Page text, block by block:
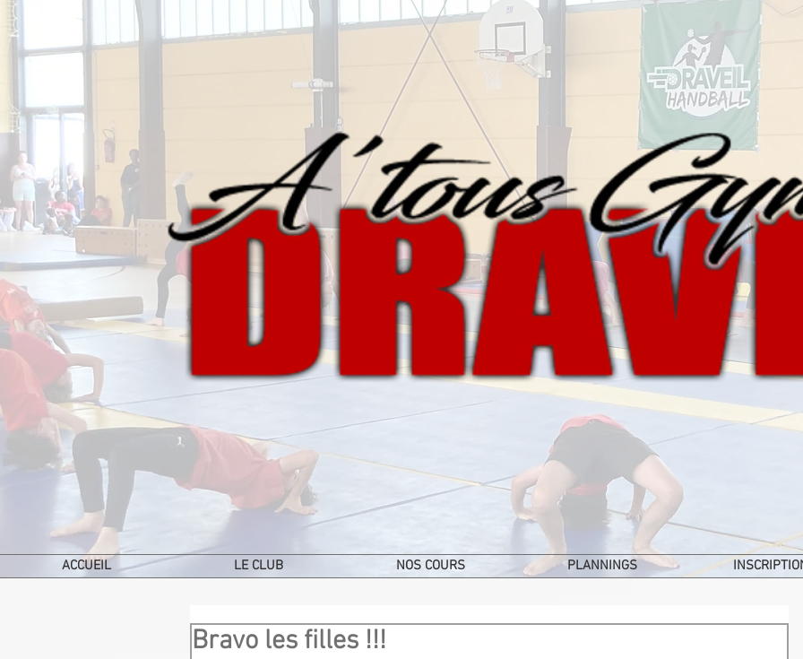
ACCUEIL LE CLUB NOS COURS PLANNINGS
Bravo les filles !!!